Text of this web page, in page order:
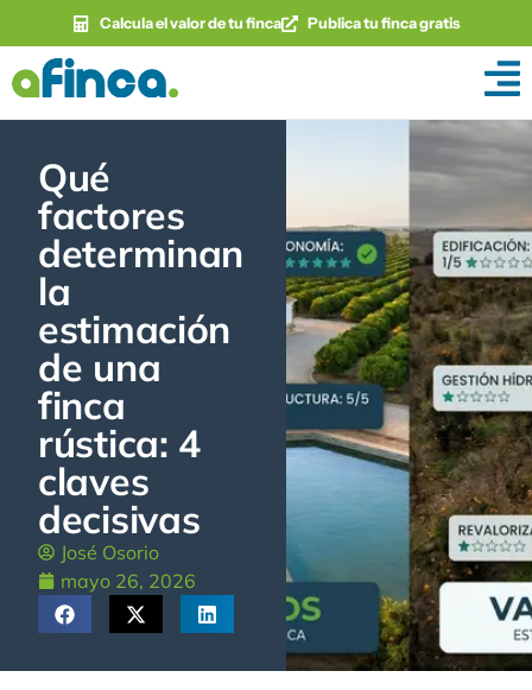
Calcula el valor de tu finca Publica tu finca gratis
Qué
factores
determinan
la
estimación
de una
finca
rústica: 4
claves
decisivas
José Osorio
mayo 26, 2026